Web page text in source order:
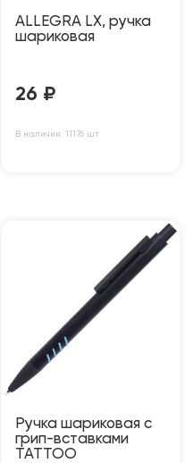
ALLEGRA LX, ручка
шариковая
26 ₽
В наличии: 11176 шт
Ручка шариковая с
грип-вставками
TATTOO